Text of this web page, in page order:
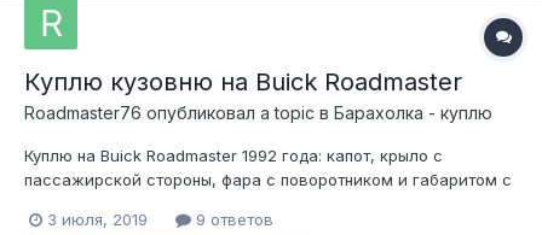
Куплю кузовню на Buick Roadmaster
Roadmaster76 опубликовал a topic в Барахолка - куплю
Куплю на Buick Roadmaster 1992 года: капот, крыло с
пассажирской стороны, фара с поворотником и габаритом с
бампер.
3 июля, 2019 9 ответов